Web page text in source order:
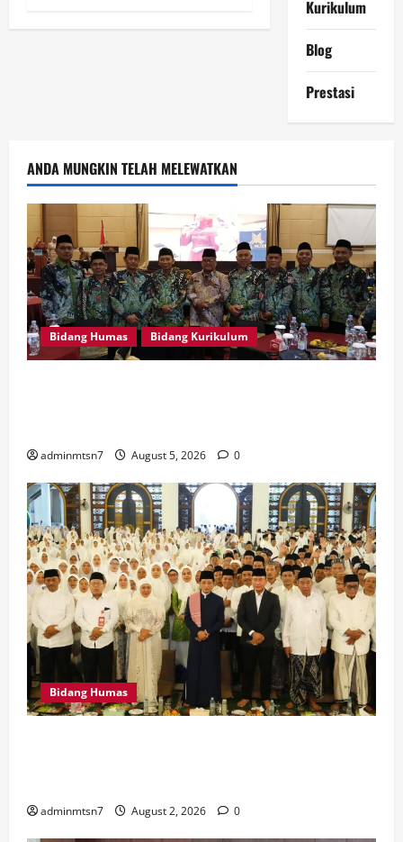
Kurikulum
Blog
Prestasi
ANDA MUNGKIN TELAH MELEWATKAN
Bidang Humas Bidang Kurikulum
adminmtsn7 August 5, 2026 0
Bidang Humas
adminmtsn7 August 2, 2026 0